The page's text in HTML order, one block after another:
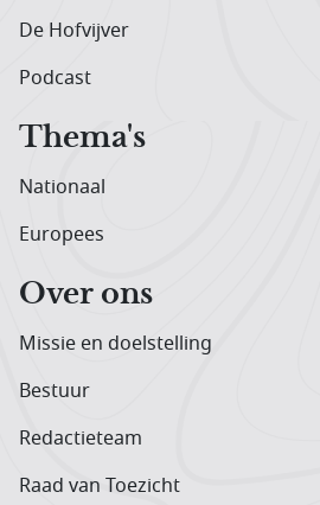
De Hofvijver
Podcast
Thema's
Nationaal
Europees
Over ons
Missie en doelstelling
Bestuur
Redactieteam
Raad van Toezicht